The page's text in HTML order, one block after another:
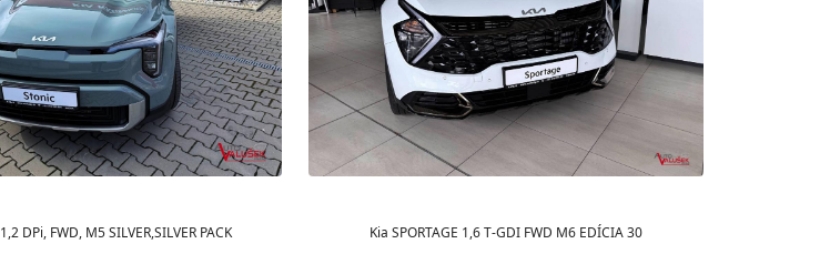
DPi, FWD, M5 SILVER,SILVER PACK Kia SPORTAGE 1,6 T-GDI FWD M6 EDÍCIA 30